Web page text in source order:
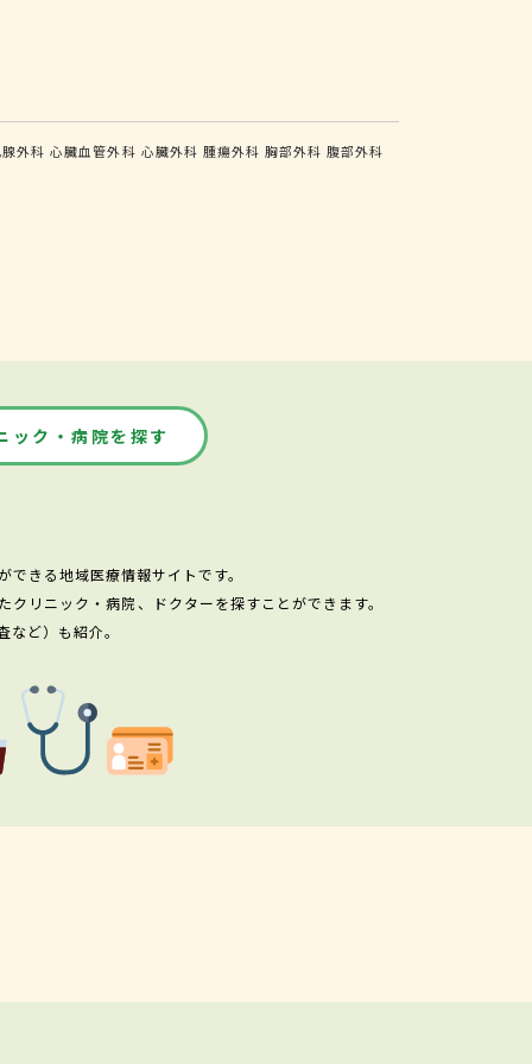
外科 心臓血管外科 心臓外科 腫瘍外科 胸部外科 腹部外科
ック・病院を探す
きる地域医療情報サイトです。
リニック・病院、ドクターを探すことができます。
ど）も紹介。